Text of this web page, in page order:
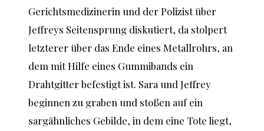
Gerichtsmedizinerin und der Polizist über
Jeffreys Seitensprung diskutiert, da stolpert
letzterer über das Ende eines Metallrohrs, an
dem mit Hilfe eines Gummibands ein
Drahtgitter befestigt ist. Sara und Jeffrey
beginnen zu graben und stoßen auf ein
sargähnliches Gebilde, in dem eine Tote liegt,